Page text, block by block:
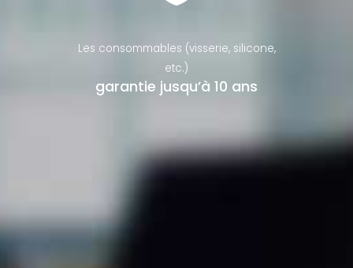
Les consommables (visserie, silicone,
etc.)
garantie jusqu’à 10 ans